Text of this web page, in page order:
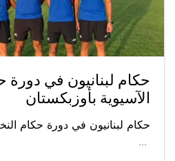
حكام لبنانيون في دورة
الآسيوية بأوزبكستان
حكام لبنانيون في دورة حكام
...